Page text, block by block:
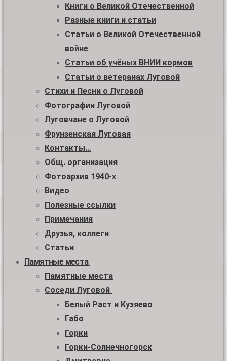
Книги о Великой Отечественной
Разные книги и статьи
Статьи о Великой Отечественной
войне
Статьи об учёных ВНИИ кормов
Статьи о ветеранах Луговой
Стихи и Песни о Луговой
Фотографии Луговой
Луговчане о Луговой
Фрунзенская Луговая
Контакты…
Общ. организация
Фотоархив 1940-х
Видео
Полезные ссылки
Примечания
Друзья, коллеги
Статьи
Памятные места
Памятные места
Соседи Луговой
Белый Раст и Кузяево
Габо
Горки
Горки-Солнечногорск